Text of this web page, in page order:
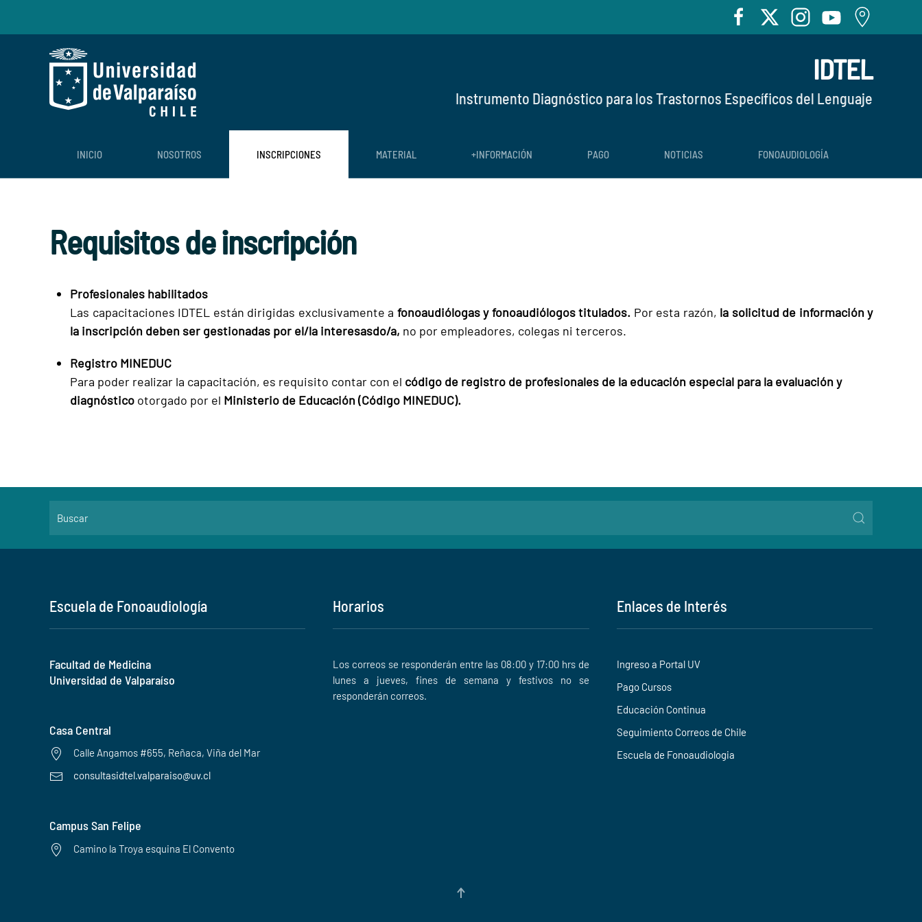
Skip to main content
IDTEL
Instrumento Diagnóstico para los Trastornos Específicos del Lenguaje
INICIO NOSOTROS INSCRIPCIONES MATERIAL +INFORMACIÓN PAGO NOTICIAS FONOAUDIOLOGÍA
Requisitos de inscripción
Profesionales habilitados
Las capacitaciones IDTEL están dirigidas exclusivamente a fonoaudiólogas y fonoaudiólogos titulados. Por esta razón, la solicitud de información y
la inscripción deben ser gestionadas por el/la interesasdo/a, no por empleadores, colegas ni terceros.
Registro MINEDUC
Para poder realizar la capacitación, es requisito contar con el código de registro de profesionales de la educación especial para la evaluación y
diagnóstico otorgado por el Ministerio de Educación (Código MINEDUC).
Escuela de Fonoaudiología
Facultad de Medicina
Universidad de Valparaíso
Casa Central
Calle Angamos #655, Reñaca, Viña del Mar
consultasidtel.valparaiso@uv.cl
Campus San Felipe
Camino la Troya esquina El Convento
Horarios
Los correos se responderán entre las 08:00 y 17:00 hrs de
lunes a jueves, fines de semana y festivos no se
responderán correos.
Enlaces de Interés
Ingreso a Portal UV
Pago Cursos
Educación Continua
Seguimiento Correos de Chile
Escuela de Fonoaudiologia